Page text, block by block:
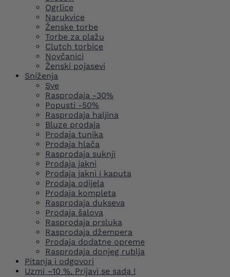
Ogrlice
Narukvice
Ženske torbe
Torbe za plažu
Clutch torbice
Novčanici
Ženski pojasevi
Sniženja
Sve
Rasprodaja -30%
Popusti -50%
Rasprodaja haljina
Bluze prodaja
Prodaja tunika
Prodaja hlača
Rasprodaja suknji
Prodaja jakni
Prodaja jakni i kaputa
Prodaja odijela
Prodaja kompleta
Rasprodaja dukseva
Prodaja šalova
Rasprodaja prsluka
Rasprodaja džempera
Prodaja dodatne opreme
Rasprodaja donjeg rublja
Pitanja i odgovori
Uzmi –10 %. Prijavi se sada !